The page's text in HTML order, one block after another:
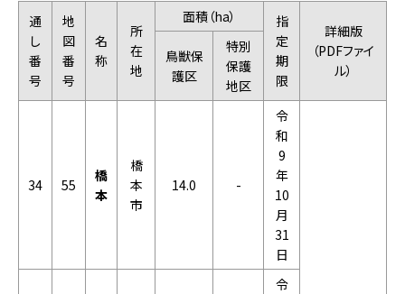
通
し
番
号
地
図
番
号
名
称
所
在
地
面積（ha）
指
定
期
限
詳細版
（PDFファイ
ル）
鳥獣保
護区
特別
保護
地区
34 55
橋
本
橋
本
市
14.0 -
令
和
9
年
10
月
31
日
令